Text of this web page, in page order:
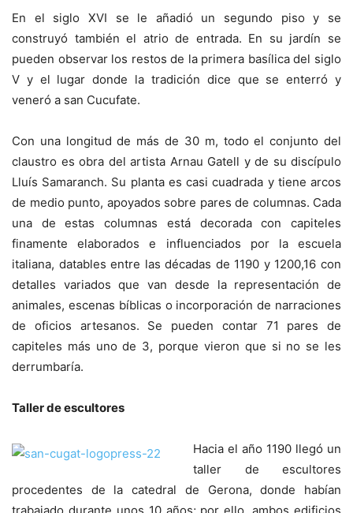
En el siglo XVI se le añadió un segundo piso y se
construyó también el atrio de entrada. En su jardín se
pueden observar los restos de la primera basílica del siglo
V y el lugar donde la tradición dice que se enterró y
veneró a san Cucufate.
Con una longitud de más de 30 m, todo el conjunto del
claustro es obra del artista Arnau Gatell y de su discípulo
Lluís Samaranch. Su planta es casi cuadrada y tiene arcos
de medio punto, apoyados sobre pares de columnas. Cada
una de estas columnas está decorada con capiteles
finamente elaborados e influenciados por la escuela
italiana, datables entre las décadas de 1190 y 1200,16 con
detalles variados que van desde la representación de
animales, escenas bíblicas o incorporación de narraciones
de oficios artesanos. Se pueden contar 71 pares de
capiteles más uno de 3, porque vieron que si no se les
derrumbaría.
Taller de escultores
Hacia el año 1190 llegó un
taller de escultores
procedentes de la catedral de Gerona, donde habían